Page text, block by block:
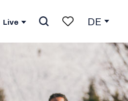
Live DE